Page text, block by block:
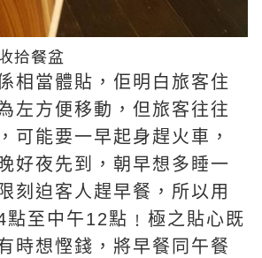
拾餐盆
相當體貼，佢明白旅客住
左方便移動，但旅客往往
可能要一早起身趕火車，
好夜先到，朝早想多睡一
刻迫客人趕早餐，所以用
點至中午12點﹗極之貼心既
時想慳錢，將早餐同午餐